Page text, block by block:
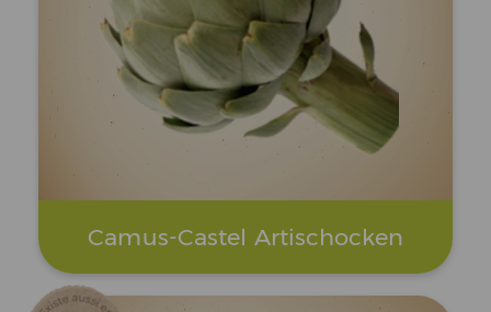
Camus-Castel Artischocken